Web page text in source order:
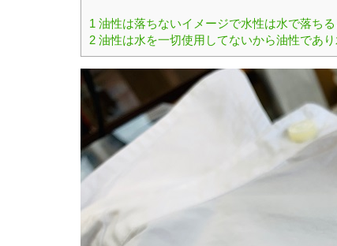
1 油性は落ちないイメージで水性は水で落ち
2 油性は水を一切使用してないから油性であ